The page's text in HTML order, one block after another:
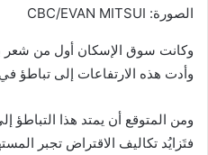
الصورة: CBC/EVAN MITSUI
وكانت سوق الإسكان أول من شعر
وأدت هذه الارتفاعات إلى تباطؤ
ومن المتوقع أن يمتد هذا التباطؤ
فتَزايُد تكاليف الاقتراض تجبر